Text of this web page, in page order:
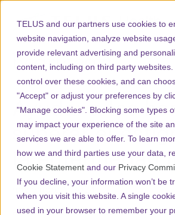
TELUS and our partners use cookies to
website navigation, analyze website
provide relevant advertising and
content, including on third party websites.
control over these cookies, and can
"Accept" or adjust your preferences by
"Manage cookies". Blocking some types
may impact your experience of the site
services we are able to offer. To learn
how we and third parties use your data,
Cookie Statement and our Privacy
If you decline, your information won’t be
when you visit this website. A single
used in your browser to remember your
Ayudar a los
superar el
la enfermedad
noviembre 1, 2024